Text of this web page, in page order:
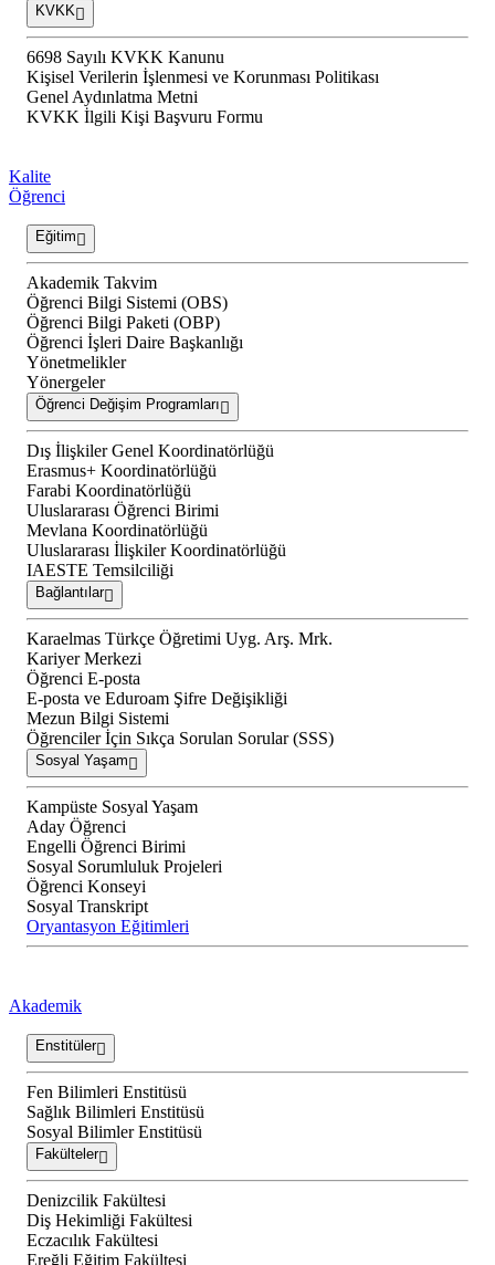
KVKK
6698 Sayılı KVKK Kanunu
Kişisel Verilerin İşlenmesi ve Korunması Politikası
Genel Aydınlatma Metni
KVKK İlgili Kişi Başvuru Formu
Kalite
Öğrenci
Eğitim
Akademik Takvim
Öğrenci Bilgi Sistemi (OBS)
Öğrenci Bilgi Paketi (OBP)
Öğrenci İşleri Daire Başkanlığı
Yönetmelikler
Yönergeler
Öğrenci Değişim Programları
Dış İlişkiler Genel Koordinatörlüğü
Erasmus+ Koordinatörlüğü
Farabi Koordinatörlüğü
Uluslararası Öğrenci Birimi
Mevlana Koordinatörlüğü
Uluslararası İlişkiler Koordinatörlüğü
IAESTE Temsilciliği
Bağlantılar
Karaelmas Türkçe Öğretimi Uyg. Arş. Mrk.
Kariyer Merkezi
Öğrenci E-posta
E-posta ve Eduroam Şifre Değişikliği
Mezun Bilgi Sistemi
Öğrenciler İçin Sıkça Sorulan Sorular (SSS)
Sosyal Yaşam
Kampüste Sosyal Yaşam
Aday Öğrenci
Engelli Öğrenci Birimi
Sosyal Sorumluluk Projeleri
Öğrenci Konseyi
Sosyal Transkript
Oryantasyon Eğitimleri
Akademik
Enstitüler
Fen Bilimleri Enstitüsü
Sağlık Bilimleri Enstitüsü
Sosyal Bilimler Enstitüsü
Fakülteler
Denizcilik Fakültesi
Diş Hekimliği Fakültesi
Eczacılık Fakültesi
Ereğli Eğitim Fakültesi